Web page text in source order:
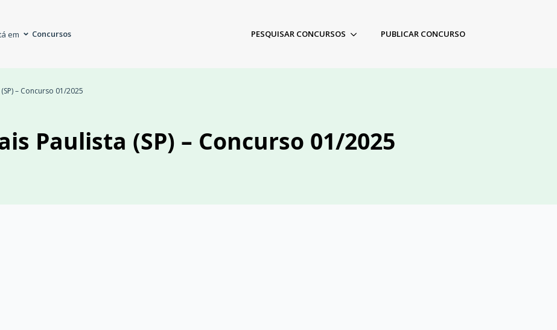
em Concursos PESQUISAR CONCURSOS PUBLICAR CONCURSO
– Concurso 01/2025
Paulista (SP) – Concurso 01/2025